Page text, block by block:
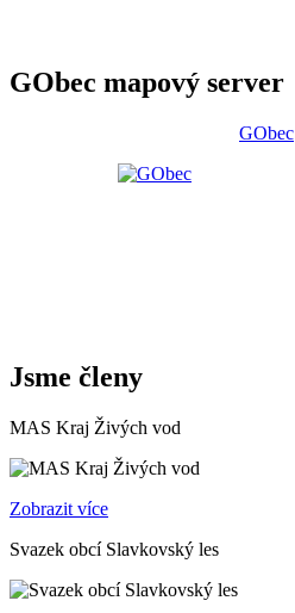
GObec mapový server
GObec
Jsme členy
MAS Kraj Živých vod
Zobrazit více
Svazek obcí Slavkovský les